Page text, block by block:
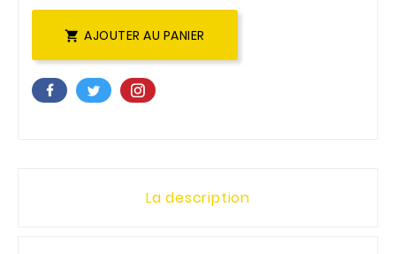
 AJOUTER AU PANIER
La description